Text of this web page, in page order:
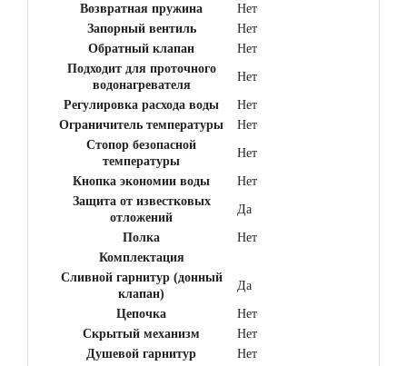
Возвратная пружина
Нет
Запорный вентиль
Нет
Обратный клапан
Нет
Подходит для проточного
водонагревателя
Нет
Регулировка расхода воды
Нет
Ограничитель температуры
Нет
Стопор безопасной
температуры
Нет
Кнопка экономии воды
Нет
Защита от известковых
отложений
Да
Полка
Нет
Комплектация
Сливной гарнитур (донный
клапан)
Да
Цепочка
Нет
Скрытый механизм
Нет
Душевой гарнитур
Нет